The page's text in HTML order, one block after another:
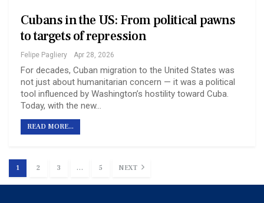
Cubans in the US: From political pawns
to targets of repression
Felipe Pagliery Apr 28, 2026
For decades, Cuban migration to the United States was
not just about humanitarian concern — it was a political
tool influenced by Washington’s hostility toward Cuba.
Today, with the new…
READ MORE...
1 2 3 … 5 NEXT